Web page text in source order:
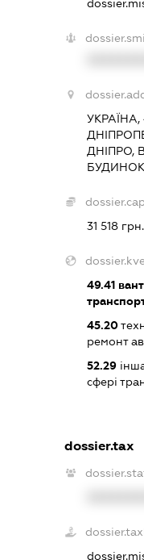
УКРАЇНА,
ДНІПРО,
БУДИНОК
31 518 грн.
49.41
45.20
ремонт
52.29
сфері
dossier.tax